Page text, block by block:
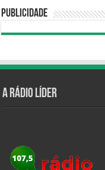
Publicidade
A Rádio Líder